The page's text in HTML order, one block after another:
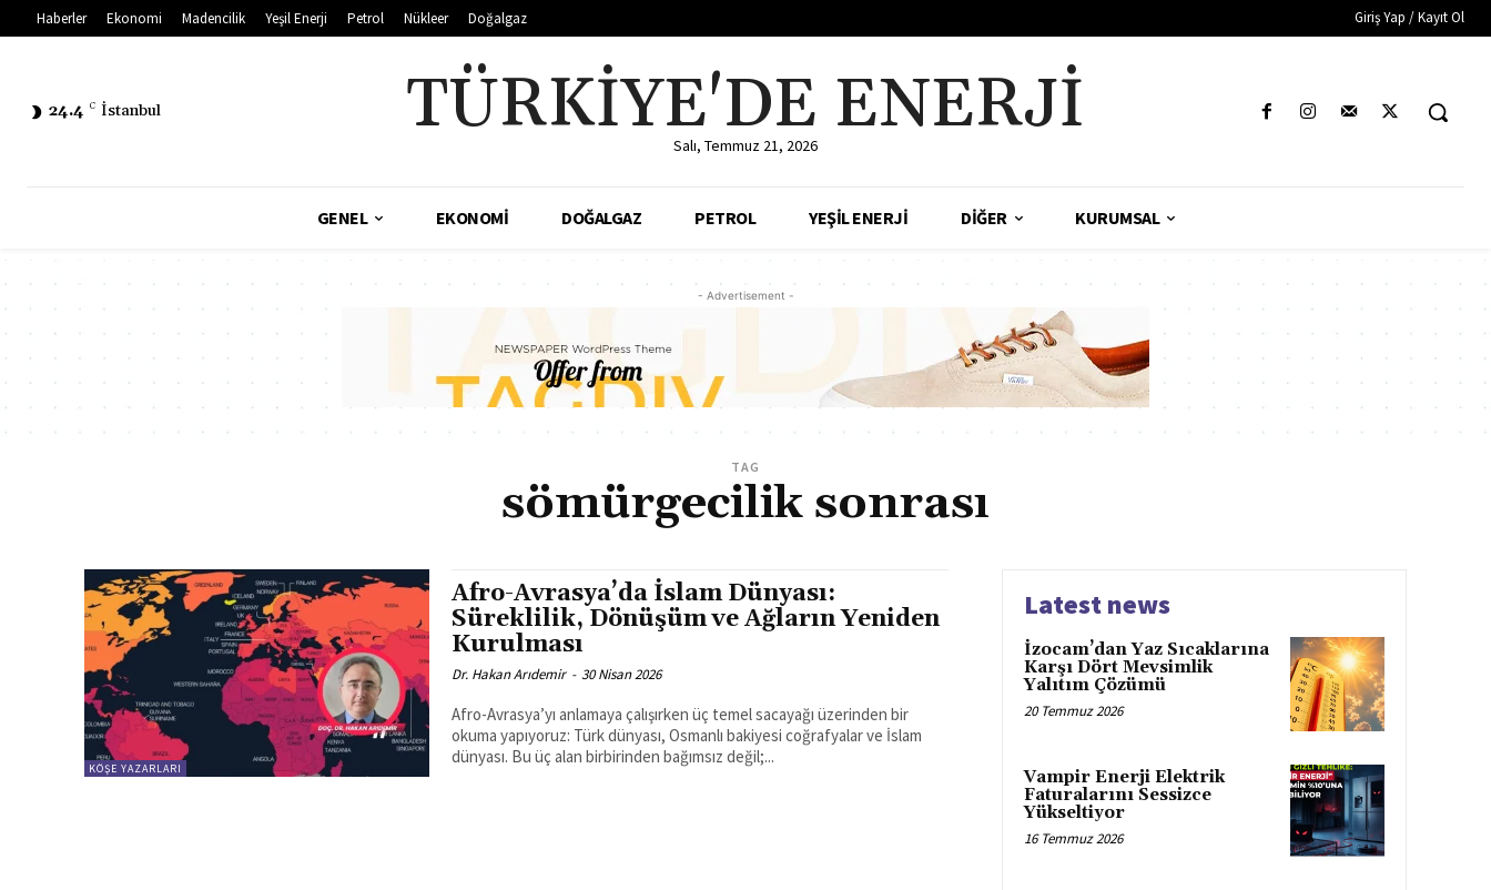
Haberler Ekonomi Madencilik Yeşil Enerji Petrol Nükleer Doğalgaz Giriş Yap / Kayıt Ol
24.4 C İstanbul TÜRKIYE'DE ENERJI
Salı, Temmuz 21, 2026
GENEL EKONOMİ DOĞALGAZ PETROL YEŞİL ENERJİ DİĞER KURUMSAL
- Advertisement -
TAG
sömürgecilik sonrası
KÖŞE YAZARLARI
Afro-Avrasya’da İslam Dünyası:
Süreklilik, Dönüşüm ve Ağların Yeniden
Kurulması
Dr. Hakan Arıdemir - 30 Nisan 2026
Afro-Avrasya’yı anlamaya çalışırken üç temel sacayağı üzerinden bir
okuma yapıyoruz: Türk dünyası, Osmanlı bakiyesi coğrafyalar ve İslam
dünyası. Bu üç alan birbirinden bağımsız değil;...
Latest news
İzocam’dan Yaz Sıcaklarına
Karşı Dört Mevsimlik
Yalıtım Çözümü
20 Temmuz 2026
Vampir Enerji Elektrik
Faturalarını Sessizce
Yükseltiyor
16 Temmuz 2026